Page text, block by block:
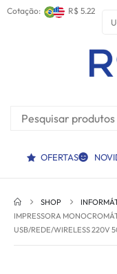
Cotação: R$ 5.22
OFERTAS
SHOP
IMPRESSORA
USB/REDE/WIRELESS 220V